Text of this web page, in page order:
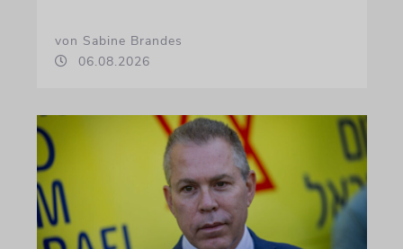
von Sabine Brandes
06.08.2026